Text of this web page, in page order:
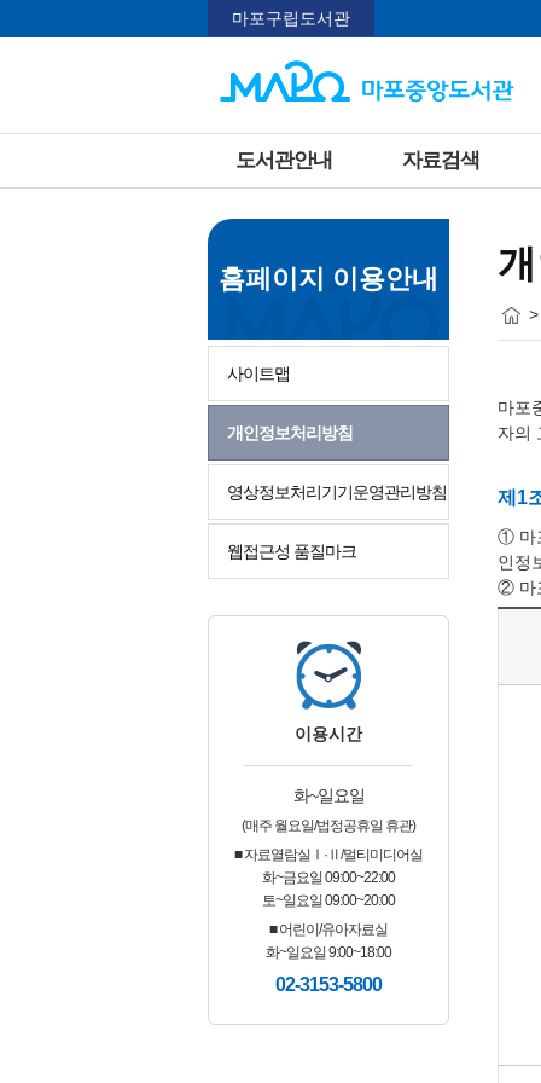
마포구립도서관
도서관안내 자료검색
홈페이지 이용안내
사이트맵
개인정보처리방침
영상정보처리기기운영관리방침
웹접근성 품질마크
이용시간
화~일요일
(매주 월요일/법정공휴일 휴관)
■ 자료열람실Ⅰ·Ⅱ/멀티미디어실
화~금요일 09:00~22:00
토~일요일 09:00~20:00
■ 어린이/유아자료실
화~일요일 9:00~18:00
02-3153-5800
마포
자의
제1
① 마
인정
② 마